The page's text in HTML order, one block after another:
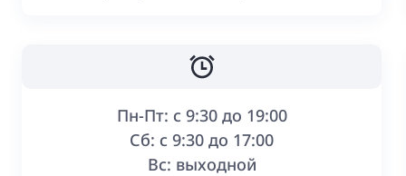
Пн-Пт: с 9:30 до 19:00
Сб: с 9:30 до 17:00
Вс: выходной